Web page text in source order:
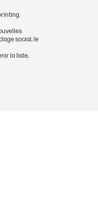
social, le
la liste,